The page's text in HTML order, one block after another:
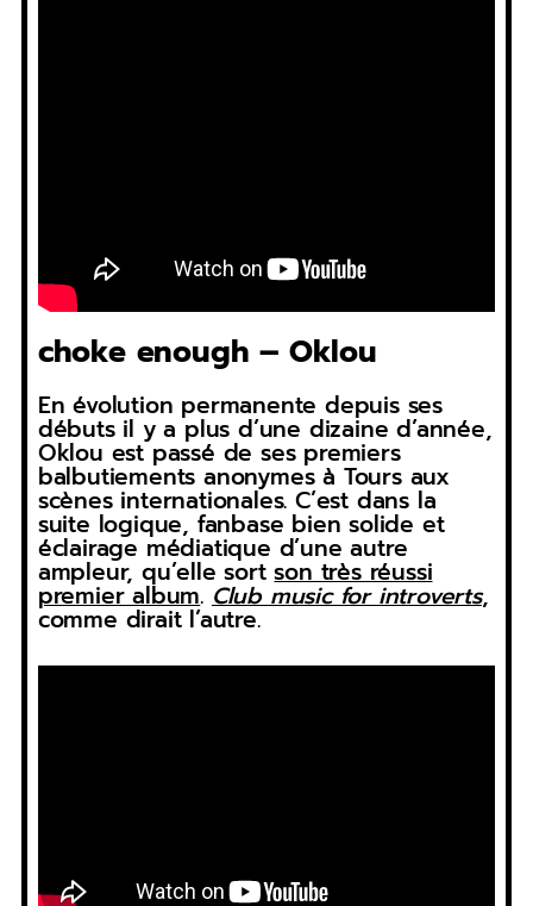
choke enough – Oklou
En évolution permanente depuis ses
débuts il y a plus d’une dizaine d’année,
Oklou est passé de ses premiers
balbutiements anonymes à Tours aux
scènes internationales. C’est dans la
suite logique, fanbase bien solide et
éclairage médiatique d’une autre
ampleur, qu’elle sortson très réussi
premier album.Club music for introverts,
comme dirait l’autre.